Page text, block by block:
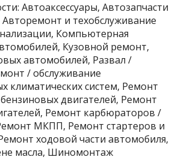
Автоаксессуары, Автозапчасти
и техобслуживание
Компьютерная
Кузовной ремонт,
автомобилей, Развал /
/ обслуживание
климатических систем, Ремонт
двигателей, Ремонт
Ремонт карбюраторов /
МКПП, Ремонт стартеров и
ходовой части автомобиля,
масла, Шиномонтаж